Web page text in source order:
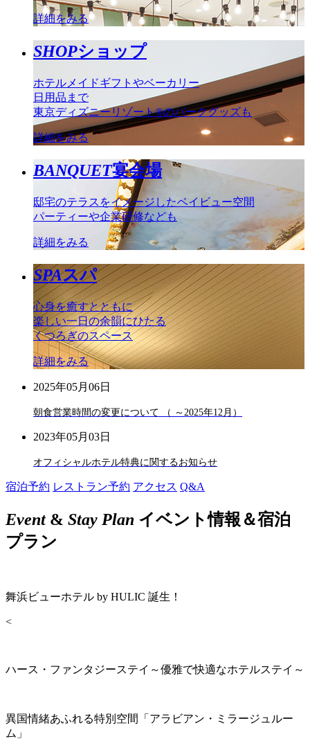
詳細をみる
SHOPショップ
ホテルメイドギフトやベーカリー
日用品まで
東京ディズニーリゾート®のパークグッズも
詳細をみる
BANQUET宴会場
邸宅のテラスをイメージしたベイビュー空間
パーティーや企業研修なども
詳細をみる
SPAスパ
心身を癒すとともに
楽しい一日の余韻にひたる
くつろぎのスペース
詳細をみる
2025年05月06日
朝食営業時間の変更について （ ～2025年12月）
2023年05月03日
オフィシャルホテル特典に関するお知らせ
宿泊予約 レストラン予約 アクセス Q&A
Event& Stay Plan イベント情報＆宿泊
プラン
舞浜ビューホテル by HULIC 誕生！
<
ハース・ファンタジーステイ～優雅で快適なホテルステイ～
異国情緒あふれる特別空間「アラビアン・ミラージュルー
ム」